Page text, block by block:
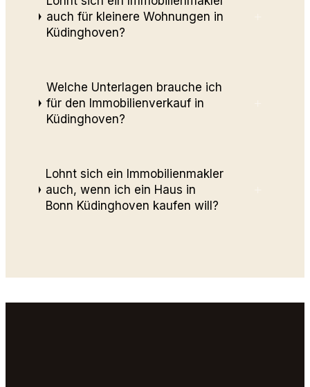
auch für kleinere Wohnungen in
Küdinghoven?
Welche Unterlagen brauche ich
für den Immobilienverkauf in
Küdinghoven?
Lohnt sich ein Immobilienmakler
auch, wenn ich ein Haus in
Bonn Küdinghoven kaufen will?